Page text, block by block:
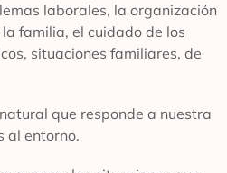
laborales, la organización
familia, el cuidado de los
situaciones familiares, de
natural que responde a nuestra
al entorno.